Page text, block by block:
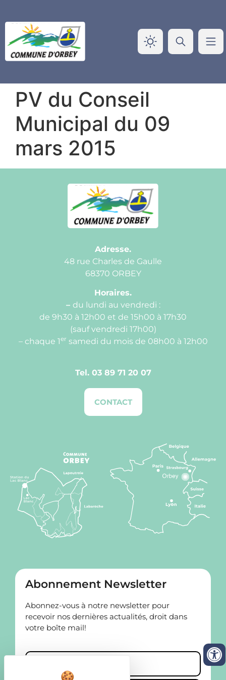
PV du Conseil
Municipal du 09
mars 2015
Adresse.
48 rue Charles de Gaulle
68370 ORBEY
Horaires.
– du lundi au vendredi :
de 9h30 à 12h00 et de 15h00 à 17h30
(sauf vendredi 17h00)
– chaque 1er samedi du mois de 08h00 à 12h00
Tel. 03 89 71 20 07
CONTACT
Abonnement Newsletter
Abonnez-vous à notre newsletter pour
recevoir nos dernières actualités, droit dans
votre boîte mail!